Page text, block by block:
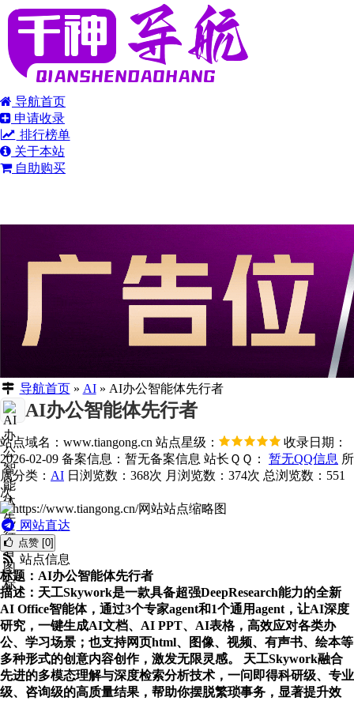
导航首页
申请收录
排行榜单
关于本站
自助购买
导航首页» AI» AI办公智能体先行者
AI办公智能体先行者
站点域名：www.tiangong.cn 站点星级：
收录日期：
2026-02-09 备案信息： 暂无备案信息 站长ＱＱ： 暂无QQ信息 所
属分类： AI 日浏览数：368次 月浏览数：374次 总浏览数：551
次
网站直达
点赞 [0]
站点信息
标题：AI办公智能体先行者
描述：天工Skywork是一款具备超强DeepResearch能力的全新
AI Office智能体，通过3个专家agent和1个通用agent，让AI深度
研究，一键生成AI文档、AI PPT、AI表格，高效应对各类办
公、学习场景；也支持网页html、图像、视频、有声书、绘本等
多种形式的创意内容创作，激发无限灵感。 天工Skywork融合
先进的多模态理解与深度检索分析技术，一问即得科研级、专业
级、咨询级的高质量结果，帮助你摆脱繁琐事务，显著提升效